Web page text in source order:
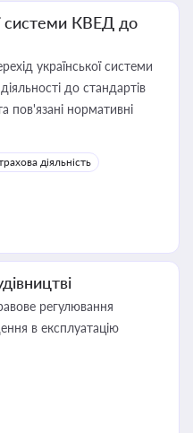
системи КВЕД до
української системи
до стандартів
пов'язані нормативні
діяльність
регулювання
в експлуатацію